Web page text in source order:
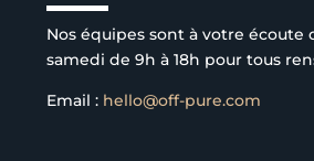
Nos équipes sont à votre écoute
samedi de 9h à 18h pour tous
Email : hello@off-pure.com